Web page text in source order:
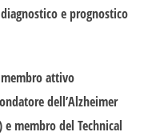
e prognostico
membro attivo
dell’Alzheimer
membro del Technical